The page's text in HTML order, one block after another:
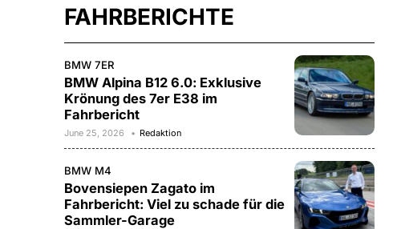
FAHRBERICHTE
BMW 7ER
BMW Alpina B12 6.0: Exklusive
Krönung des 7er E38 im
Fahrbericht
June 25, 2026 Redaktion
BMW M4
Bovensiepen Zagato im
Fahrbericht: Viel zu schade für die
Sammler-Garage